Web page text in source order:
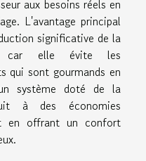
aux besoins réels en
L'avantage principal
significative de la
car elle évite les
qui sont gourmands en
système doté de la
à des économies
en offrant un confort